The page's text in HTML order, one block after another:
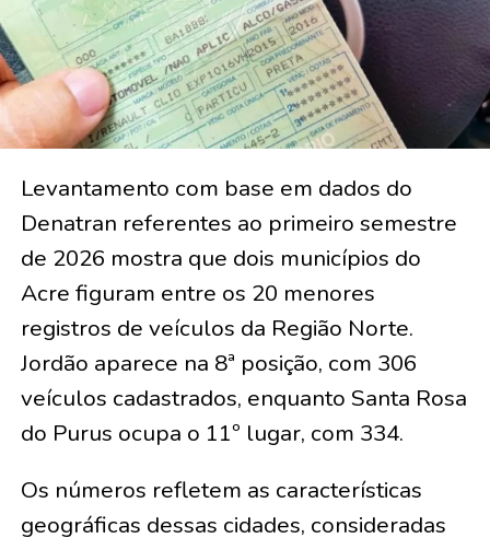
Levantamento com base em dados do
Denatran referentes ao primeiro semestre
de 2026 mostra que dois municípios do
Acre figuram entre os 20 menores
registros de veículos da Região Norte.
Jordão aparece na 8ª posição, com 306
veículos cadastrados, enquanto Santa Rosa
do Purus ocupa o 11º lugar, com 334.
Os números refletem as características
geográficas dessas cidades, consideradas